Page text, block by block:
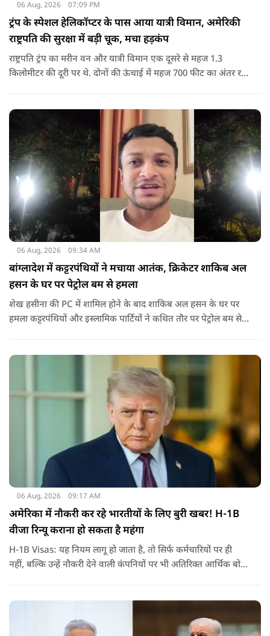
06 Aug, 2026 07:09 PM
ट्रंप के स्पेशल हेलिकॉप्टर के पास आया यात्री विमान, अमेरिकी
राष्ट्रपति की सुरक्षा में बड़ी चूक, मचा हड़कंप
राष्ट्रपति ट्रंप का मरीन वन और यात्री विमान एक दूसरे से महज 1.3
किलोमीटर की दूरी पर थे. दोनों की ऊंचाई में महज 700 फीट का अंतर रह
06 Aug, 2026 09:34 AM
बांग्लादेश में कट्टरपंथियों ने मचाया आतंक, क्रिकेटर शाकिब अल
हसन के घर पर पेट्रोल बम से हमला
शेख हसीना की PC में शामिल होने के बाद शाकिब अल हसन के घर पर
हमला कट्टरपंथियों और इस्लामिक पार्टियों ने कथित तौर पर पेट्रोल बम से
जरिए संबोधन दिया था.
06 Aug, 2026 09:17 AM
अमेरिका में नौकरी कर रहे भारतीयों के लिए बुरी खबर! H-1B
वीजा रिन्यू कराना हो सकता है महंगा
H-1B Visas: यह नियम लागू हो जाता है, तो सिर्फ कर्मचारियों पर ही
नहीं, बल्कि उन्हें नौकरी देने वाली कंपनियों पर भी अतिरिक्त आर्थिक बोझ
वीजा का समय-समय पर नवीनीकरण कराते हैं.